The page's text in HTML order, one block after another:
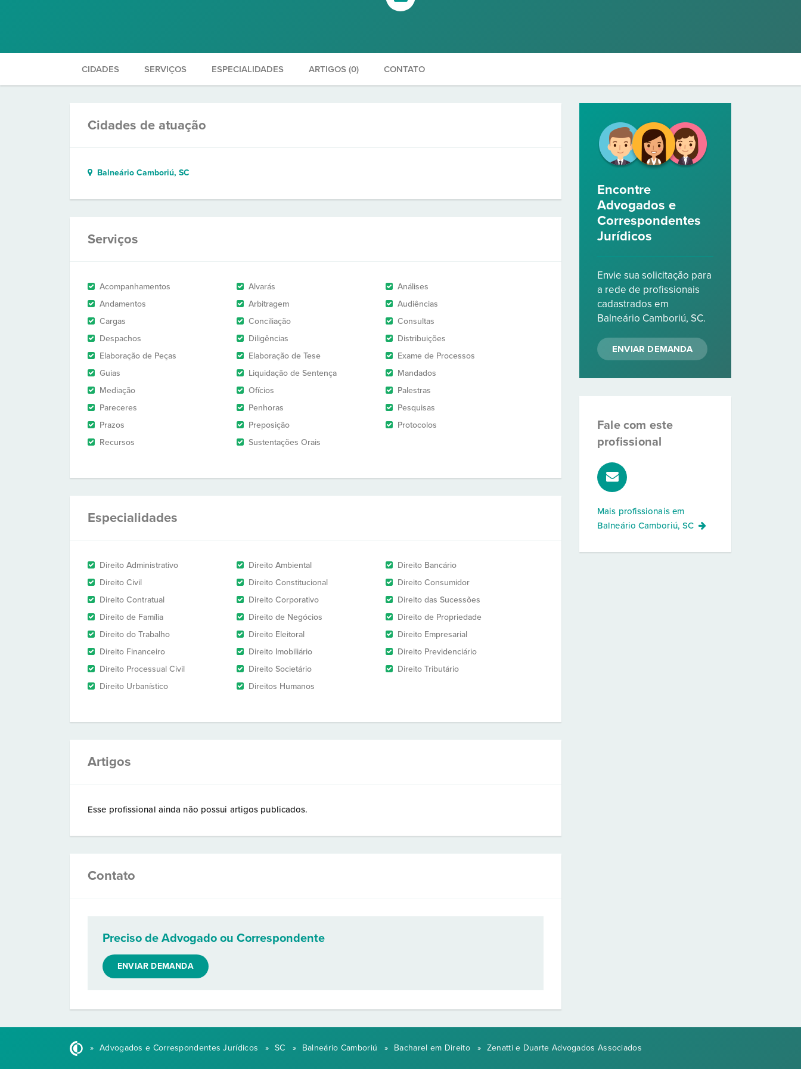
CIDADES SERVIÇOS ESPECIALIDADES ARTIGOS (0) CONTATO
Cidades de atuação
Balneário Camboriú, SC
Serviços
Acompanhamentos Alvarás
Análises
Andamentos
Arbitragem
Audiências
Cargas
Conciliação
Consultas
Despachos
Diligências
Distribuições
Elaboração de Peças
Elaboração de Tese
Exame de Processos
Guias
Liquidação de Sentença
Mandados
Mediação
Ofícios
Palestras
Pareceres
Penhoras
Pesquisas
Prazos
Preposição
Protocolos
Recursos
Sustentações Orais
Especialidades
Direito Administrativo Direito Ambiental
Direito Bancário
Direito Civil
Direito Constitucional
Direito Consumidor
Direito Contratual
Direito Corporativo
Direito das Sucessões
Direito de Família
Direito de Negócios
Direito de Propriedade
Direito do Trabalho
Direito Eleitoral
Direito Empresarial
Direito Financeiro
Direito Imobiliário
Direito Previdenciário
Direito Processual Civil
Direito Societário
Direito Tributário
Direito Urbanístico
Direitos Humanos
Artigos
Esse profissional ainda não possui artigos publicados.
Contato
Preciso de Advogado ou Correspondente
ENVIAR DEMANDA
Encontre
Advogados e
Correspondentes
Jurídicos
Envie sua solicitação para
a rede de profissionais
cadastrados em
Balneário Camboriú, SC.
ENVIAR DEMANDA
Fale com este
profissional
Mais profissionais em
Balneário Camboriú, SC
» Advogados e Correspondentes Jurídicos » SC » Balneário Camboriú » Bacharel em Direito » Zenatti e Duarte Advogados Associados